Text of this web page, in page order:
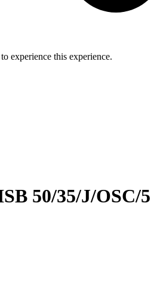
experience this experience.
50/35/J/OSC/5